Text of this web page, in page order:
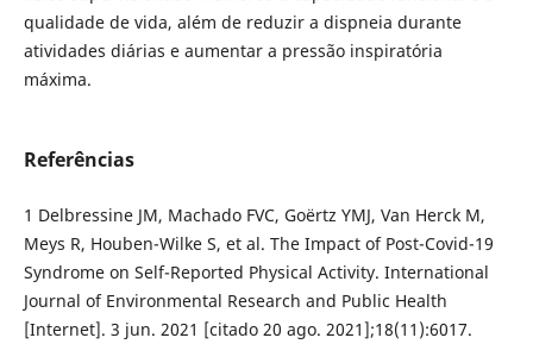
qualidade de vida, além de reduzir a dispneia durante
atividades diárias e aumentar a pressão inspiratória
máxima.
Referências
1 Delbressine JM, Machado FVC, Goërtz YMJ, Van Herck M,
Meys R, Houben-Wilke S, et al. The Impact of Post-Covid-19
Syndrome on Self-Reported Physical Activity. International
Journal of Environmental Research and Public Health
[Internet]. 3 jun. 2021 [citado 20 ago. 2021];18(11):6017.